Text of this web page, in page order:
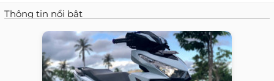
Thông tin nổi bật